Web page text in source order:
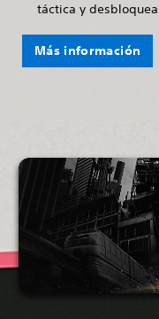
táctica y
Más información